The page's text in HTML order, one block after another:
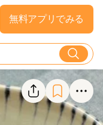
無料アプリでみる